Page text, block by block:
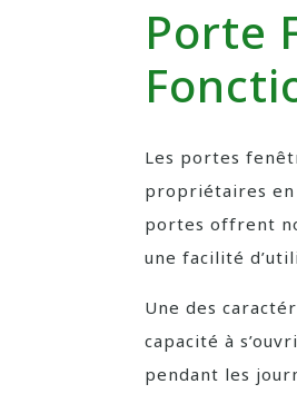
Porte
Les portes
propriétaires en
portes offrent
une facilité
Une des
capacité à
pendant les